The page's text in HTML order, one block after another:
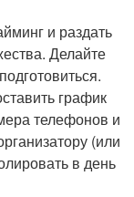
и раздать
Делайте
график
телефонов и
(или
в день